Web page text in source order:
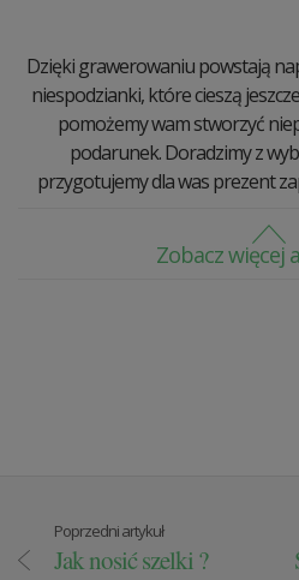
Dzięki grawerowaniu powstają
niespodzianki, które cieszą
pomożemy wam stworzyć
podarunek. Doradzimy z
przygotujemy dla was prezent
Zobacz więcej
Poprzedni artykuł
Jak nosić szelki ?